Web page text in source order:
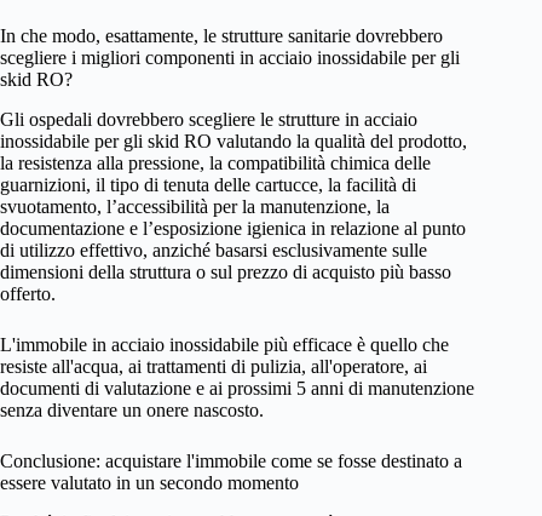
In che modo, esattamente, le strutture sanitarie dovrebbero
scegliere i migliori componenti in acciaio inossidabile per gli
skid RO?
Gli ospedali dovrebbero scegliere le strutture in acciaio
inossidabile per gli skid RO valutando la qualità del prodotto,
la resistenza alla pressione, la compatibilità chimica delle
guarnizioni, il tipo di tenuta delle cartucce, la facilità di
svuotamento, l’accessibilità per la manutenzione, la
documentazione e l’esposizione igienica in relazione al punto
di utilizzo effettivo, anziché basarsi esclusivamente sulle
dimensioni della struttura o sul prezzo di acquisto più basso
offerto.
L'immobile in acciaio inossidabile più efficace è quello che
resiste all'acqua, ai trattamenti di pulizia, all'operatore, ai
documenti di valutazione e ai prossimi 5 anni di manutenzione
senza diventare un onere nascosto.
Conclusione: acquistare l'immobile come se fosse destinato a
essere valutato in un secondo momento